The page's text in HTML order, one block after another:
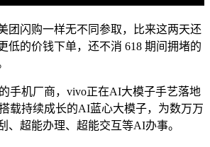
闪购一样无不同参取，比来这两天还
低的价钱下单，还不消 618 期间拥堵的
机厂商，vivo正在AI大模子手艺落地
载持续成长的AI蓝心大模子，为数万万
超能办理、超能交互等AI办事。